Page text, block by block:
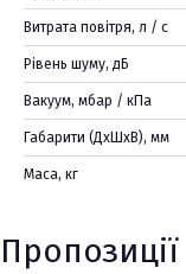
Витрата повітря, л / с
Рівень шуму, дБ
Вакуум, мбар / кПа
Габарити (ДхШхВ), мм
Маса, кг